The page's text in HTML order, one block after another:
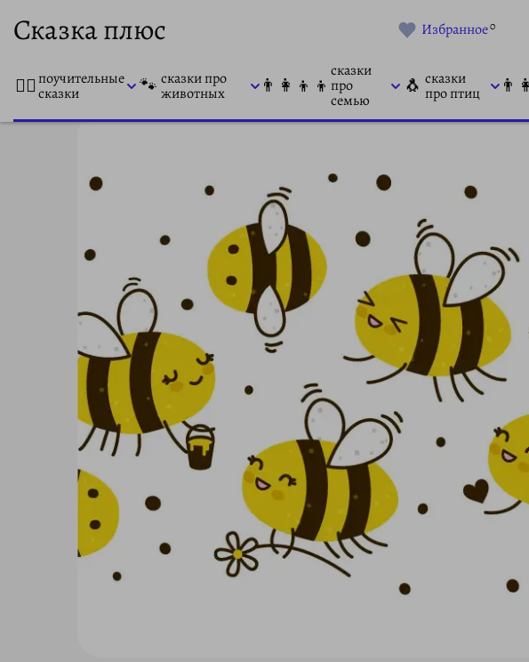
Сказка плюс Избранное0
👨‍⚕️поучительные
сказки 🐾 сказки про
животных 👨‍👩‍👦‍👦
сказки
про
семью
🐧 сказки
про птиц